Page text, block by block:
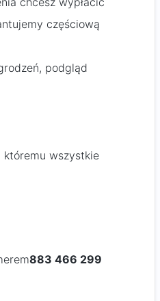
częściową
podgląd
któremu wszystkie
883 466 299